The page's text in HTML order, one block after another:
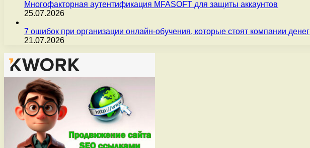
Многофакторная аутентификация MFASOFT для защиты аккаунтов
25.07.2026
7 ошибок при организации онлайн-обучения, которые стоят компании денег
21.07.2026